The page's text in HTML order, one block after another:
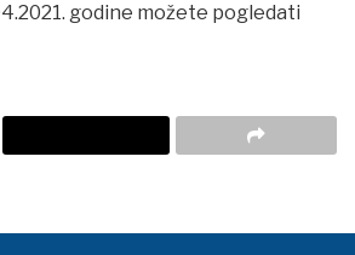
godine možete pogledati